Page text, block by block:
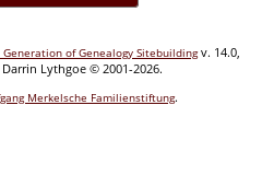
of Genealogy Sitebuildingv. 14.0,
Lythgoe © 2001-2026.
Merkelsche Familienstiftung.